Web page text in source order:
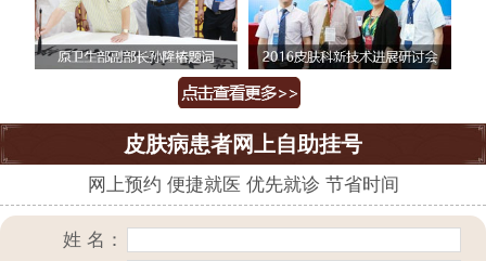
皮肤病患者网上自助挂号
网上预约 便捷就医 优先就诊 节省时间
姓 名：